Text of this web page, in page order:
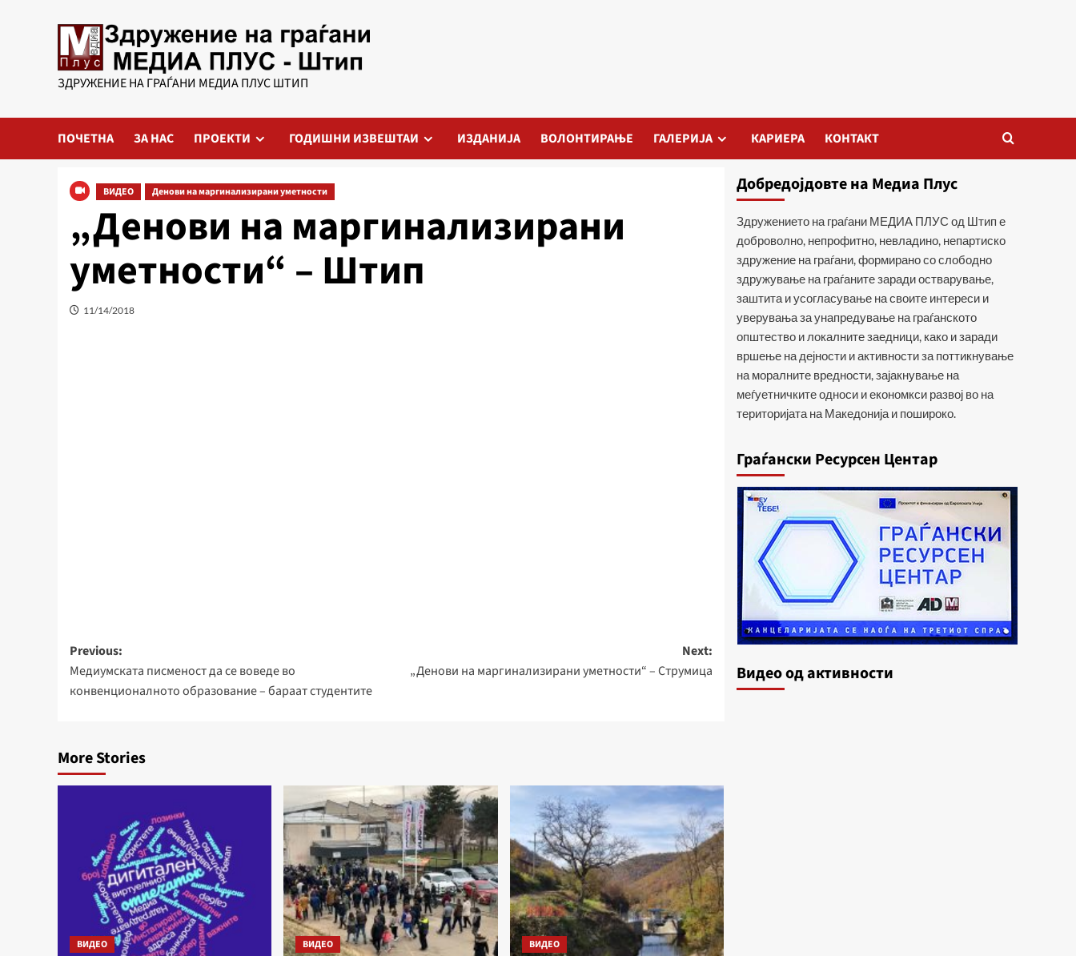
ЗДРУЖЕНИЕ НА ГРАЃАНИ МЕДИА ПЛУС ШТИП
ПОЧЕТНА ЗА НАС ПРОЕКТИ ГОДИШНИ ИЗВЕШТАИ ИЗДАНИЈА ВОЛОНТИРАЊЕ ГАЛЕРИЈА КАРИЕРА КОНТАКТ
ВИДЕО Денови на маргинализирани уметности
„Денови на маргинализирани
уметности“ – Штип
11/14/2018
Post
navigation
Previous:
Медиумската писменост да се воведе во
конвенционалното образование – бараат студентите
Next:
„Денови на маргинализирани уметности“ – Струмица
More Stories
ВИДЕО
ВИДЕО
ВИДЕО
Добредојдовте на Медиа Плус
Здружението на граѓани МЕДИА ПЛУС од Штип е
доброволно, непрофитно, невладино, непартиско
здружение на граѓани, формирано со слободно
здружување на граѓаните заради остварување,
заштита и усогласување на своите интереси и
уверувања за унапредување на граѓанското
општество и локалните заедници, како и заради
вршење на дејности и активности за поттикнување
на моралните вредности, зајакнување на
меѓуетничките односи и економкси развој во на
територијата на Македонија и пошироко.
Граѓански Ресурсен Центар
Видеo од активности